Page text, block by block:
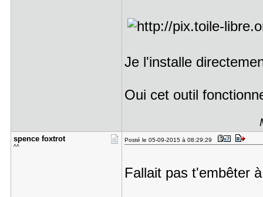
Je l'installe
Oui cet outil
spence fox​trot
^^
Posté le 05-09-2015 à 08:29:29
Fallait pas t'embêter